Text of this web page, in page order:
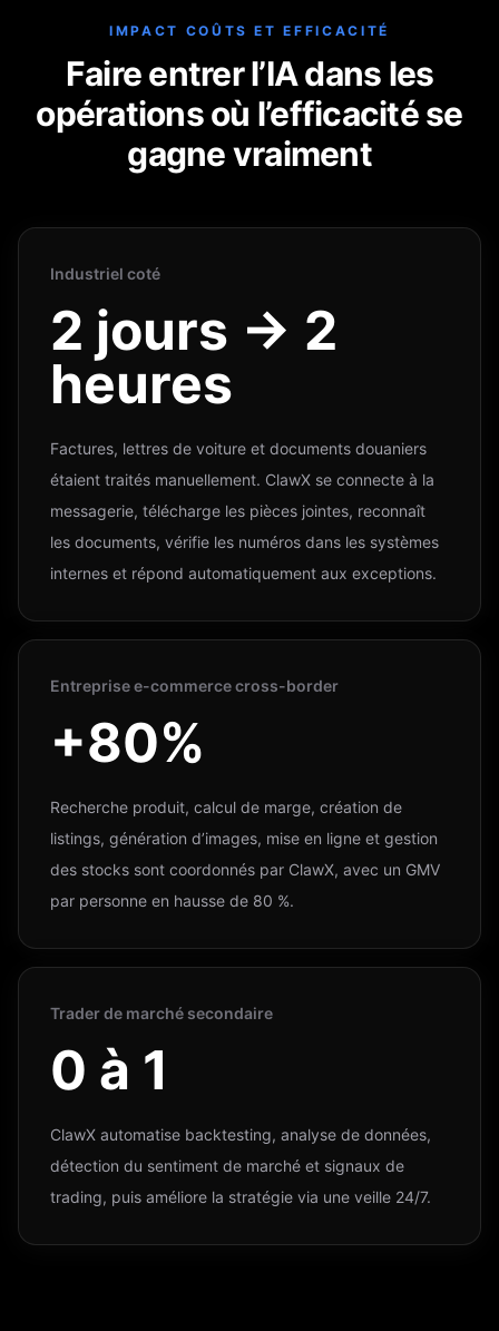
IMPACT COÛTS ET EFFICACITÉ
Faire entrer l’IA dans les
opérations où l’efficacité se
gagne vraiment
Industriel coté
2 jours → 2
heures
Factures, lettres de voiture et documents douaniers
étaient traités manuellement. ClawX se connecte à la
messagerie, télécharge les pièces jointes, reconnaît
les documents, vérifie les numéros dans les systèmes
internes et répond automatiquement aux exceptions.
Entreprise e-commerce cross-border
+80%
Recherche produit, calcul de marge, création de
listings, génération d’images, mise en ligne et gestion
des stocks sont coordonnés par ClawX, avec un GMV
par personne en hausse de 80 %.
Trader de marché secondaire
0 à 1
ClawX automatise backtesting, analyse de données,
détection du sentiment de marché et signaux de
trading, puis améliore la stratégie via une veille 24/7.